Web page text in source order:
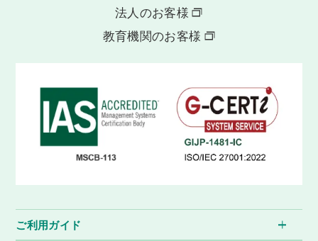
法人のお客様
教育機関のお客様
ご利用ガイド